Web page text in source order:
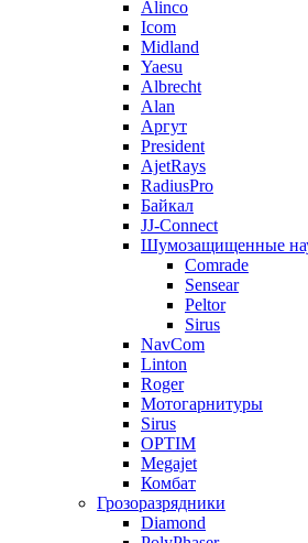
Alinco
Icom
Midland
Yaesu
Albrecht
Alan
Аргут
President
AjetRays
RadiusPro
Байкал
JJ-Connect
Шумозащищенные
Comrade
Sensear
Peltor
Sirus
NavCom
Linton
Roger
Мотогарнитуры
Sirus
OPTIM
Megajet
Комбат
Грозоразрядники
Diamond